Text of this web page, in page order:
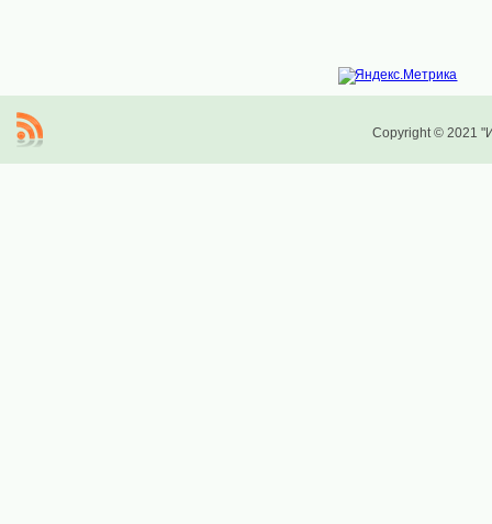
Copyright © 2021